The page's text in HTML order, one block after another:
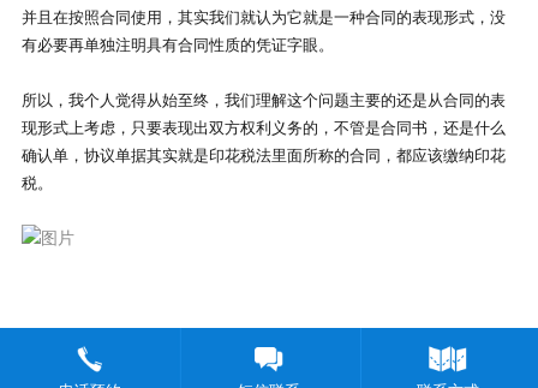
并且在按照合同使用，其实我们就认为它就是一种合同的表现形式，没
有必要再单独注明具有合同性质的凭证字眼。
所以，我个人觉得从始至终，我们理解这个问题主要的还是从合同的表
现形式上考虑，只要表现出双方权利义务的，不管是合同书，还是什么
确认单，协议单据其实就是印花税法里面所称的合同，都应该缴纳印花
税。